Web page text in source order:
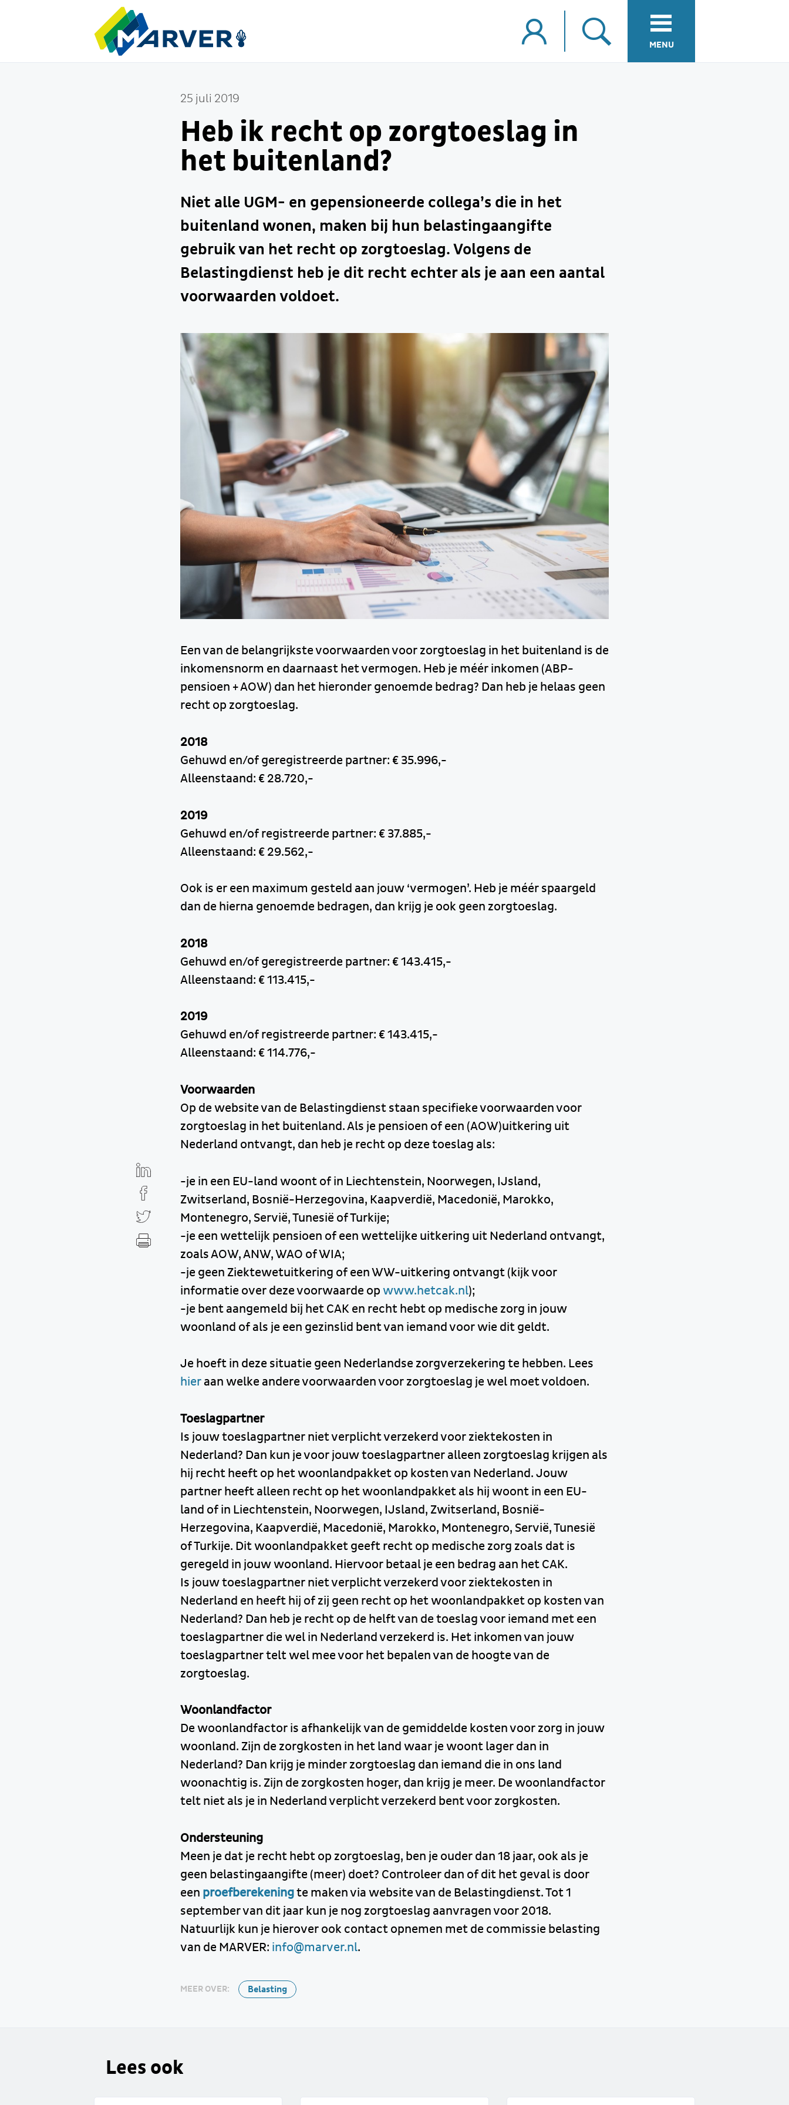
MENU
25 juli 2019
Heb ik recht op zorgtoeslag in
het buitenland?
Niet alle UGM- en gepensioneerde collega’s die in het
buitenland wonen, maken bij hun belastingaangifte
gebruik van het recht op zorgtoeslag. Volgens de
Belastingdienst heb je dit recht echter als je aan een aantal
voorwaarden voldoet.
Een van de belangrijkste voorwaarden voor zorgtoeslag in het buitenland is de
inkomensnorm en daarnaast het vermogen. Heb je méér inkomen (ABP-
pensioen + AOW) dan het hieronder genoemde bedrag? Dan heb je helaas geen
recht op zorgtoeslag.
2018
Gehuwd en/of geregistreerde partner: € 35.996,-
Alleenstaand: € 28.720,-
2019
Gehuwd en/of registreerde partner: € 37.885,-
Alleenstaand: € 29.562,-
Ook is er een maximum gesteld aan jouw ‘vermogen’. Heb je méér spaargeld
dan de hierna genoemde bedragen, dan krijg je ook geen zorgtoeslag.
2018
Gehuwd en/of geregistreerde partner: € 143.415,-
Alleenstaand: € 113.415,-
2019
Gehuwd en/of registreerde partner: € 143.415,-
Alleenstaand: € 114.776,-
Voorwaarden
Op de website van de Belastingdienst staan specifieke voorwaarden voor
zorgtoeslag in het buitenland. Als je pensioen of een (AOW)uitkering uit
Nederland ontvangt, dan heb je recht op deze toeslag als:
-je in een EU-land woont of in Liechtenstein, Noorwegen, IJsland,
Zwitserland, Bosnië-Herzegovina, Kaapverdië, Macedonië, Marokko,
Montenegro, Servië, Tunesië of Turkije;
-je een wettelijk pensioen of een wettelijke uitkering uit Nederland ontvangt,
zoals AOW, ANW, WAO of WIA;
-je geen Ziektewetuitkering of een WW-uitkering ontvangt (kijk voor
informatie over deze voorwaarde op www.hetcak.nl);
-je bent aangemeld bij het CAK en recht hebt op medische zorg in jouw
woonland of als je een gezinslid bent van iemand voor wie dit geldt.
Je hoeft in deze situatie geen Nederlandse zorgverzekering te hebben. Lees
hieraan welke andere voorwaarden voor zorgtoeslag je wel moet voldoen.
Toeslagpartner
Is jouw toeslagpartner niet verplicht verzekerd voor ziektekosten in
Nederland? Dan kun je voor jouw toeslagpartner alleen zorgtoeslag krijgen als
hij recht heeft op het woonlandpakket op kosten van Nederland. Jouw
partner heeft alleen recht op het woonlandpakket als hij woont in een EU-
land of in Liechtenstein, Noorwegen, IJsland, Zwitserland, Bosnië-
Herzegovina, Kaapverdië, Macedonië, Marokko, Montenegro, Servië, Tunesië
of Turkije. Dit woonlandpakket geeft recht op medische zorg zoals dat is
geregeld in jouw woonland. Hiervoor betaal je een bedrag aan het CAK.
Is jouw toeslagpartner niet verplicht verzekerd voor ziektekosten in
Nederland en heeft hij of zij geen recht op het woonlandpakket op kosten van
Nederland? Dan heb je recht op de helft van de toeslag voor iemand met een
toeslagpartner die wel in Nederland verzekerd is. Het inkomen van jouw
toeslagpartner telt wel mee voor het bepalen van de hoogte van de
zorgtoeslag.
Woonlandfactor
De woonlandfactor is afhankelijk van de gemiddelde kosten voor zorg in jouw
woonland. Zijn de zorgkosten in het land waar je woont lager dan in
Nederland? Dan krijg je minder zorgtoeslag dan iemand die in ons land
woonachtig is. Zijn de zorgkosten hoger, dan krijg je meer. De woonlandfactor
telt niet als je in Nederland verplicht verzekerd bent voor zorgkosten.
Ondersteuning
Meen je dat je recht hebt op zorgtoeslag, ben je ouder dan 18 jaar, ook als je
geen belastingaangifte (meer) doet? Controleer dan of dit het geval is door
een proefberekeningte maken via website van de Belastingdienst. Tot 1
september van dit jaar kun je nog zorgtoeslag aanvragen voor 2018.
Natuurlijk kun je hierover ook contact opnemen met de commissie belasting
van de MARVER: info@marver.nl.
MEER OVER: Belasting
Lees ook